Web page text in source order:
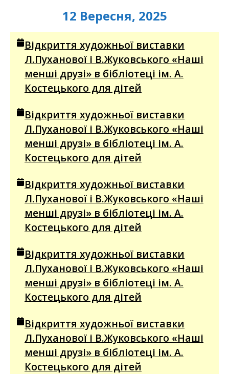
12 Вересня, 2025
Відкриття художньої виставки
Л.Пуханової і В.Жуковського «Наші
менші друзі» в бібліотеці ім. А.
Костецького для дітей
Відкриття художньої виставки
Л.Пуханової і В.Жуковського «Наші
менші друзі» в бібліотеці ім. А.
Костецького для дітей
Відкриття художньої виставки
Л.Пуханової і В.Жуковського «Наші
менші друзі» в бібліотеці ім. А.
Костецького для дітей
Відкриття художньої виставки
Л.Пуханової і В.Жуковського «Наші
менші друзі» в бібліотеці ім. А.
Костецького для дітей
Відкриття художньої виставки
Л.Пуханової і В.Жуковського «Наші
менші друзі» в бібліотеці ім. А.
Костецького для дітей